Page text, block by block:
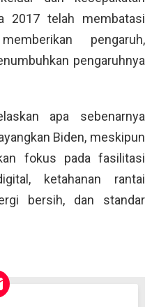
2017 telah membatasi
pengaruh,
pengaruhnya
apa sebenarnya
Biden, meskipun
fokus pada fasilitasi
ketahanan rantai
bersih, dan standar